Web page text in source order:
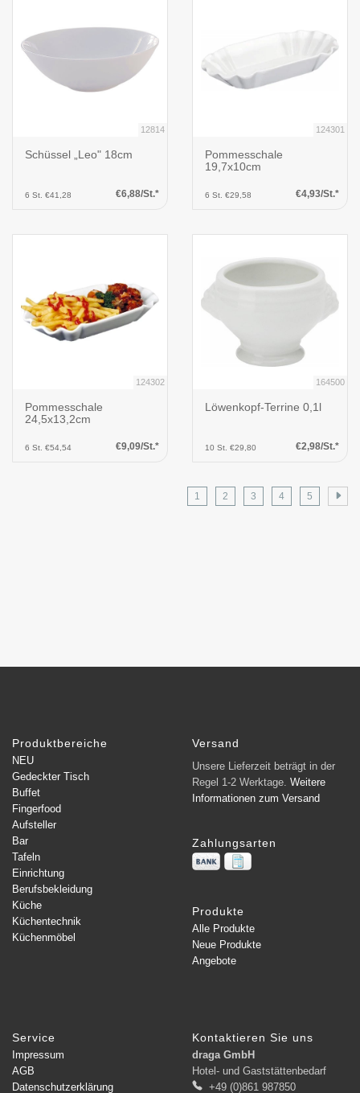
12814
Schüssel „Leo" 18cm
6 St. €41,28 €6,88/St.*
124301
Pommesschale
19,7x10cm
6 St. €29,58 €4,93/St.*
124302
Pommesschale
24,5x13,2cm
6 St. €54,54 €9,09/St.*
164500
Löwenkopf-Terrine 0,1l
10 St. €29,80 €2,98/St.*
1 2 3 4 5
Produktbereiche
NEU
Gedeckter Tisch
Buffet
Fingerfood
Aufsteller
Bar
Tafeln
Einrichtung
Berufsbekleidung
Küche
Küchentechnik
Küchenmöbel
Versand
Unsere Lieferzeit beträgt in der
Regel 1-2 Werktage. Weitere
Informationen zum Versand
Zahlungsarten
Produkte
Alle Produkte
Neue Produkte
Angebote
Service
Impressum
AGB
Datenschutzerklärung
Kontaktieren Sie uns
draga GmbH
Hotel- und Gaststättenbedarf
+49 (0)861 987850